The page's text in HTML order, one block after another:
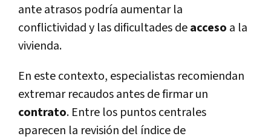
ante atrasos podría aumentar la
conflictividad y las dificultades deacceso a la
vivienda.
En este contexto, especialistas recomiendan
extremar recaudos antes de firmar un
contrato. Entre los puntos centrales
aparecen la revisión del índice de